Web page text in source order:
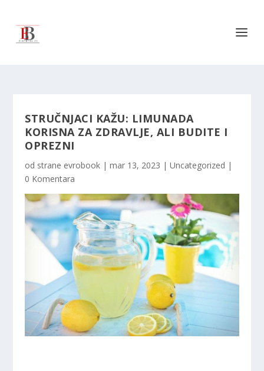
STRUČNJACI KAŽU: LIMUNADA
KORISNA ZA ZDRAVLJE, ALI BUDITE I
OPREZNI
od strane evrobook |mar 13, 2023 |Uncategorized |
0 Komentara